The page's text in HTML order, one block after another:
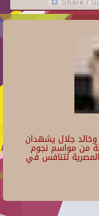
جلال يشهدان
من مواسم نجوم
المصرية تتنافس في